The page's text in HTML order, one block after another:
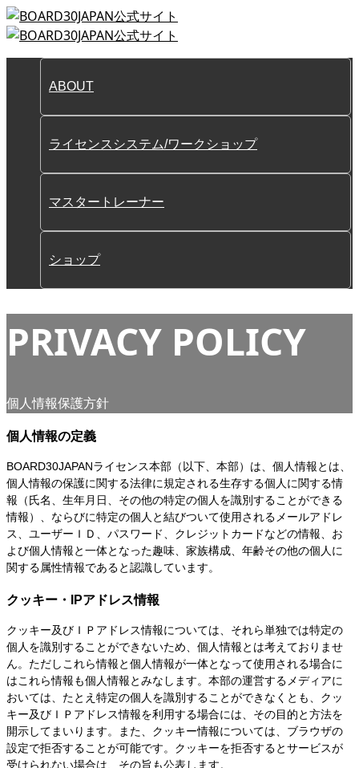
ABOUT
ライセンスシステム/ワークショップ
マスタートレーナー
ショップ
PRIVACY POLICY
個人情報保護方針
個人情報の定義
BOARD30JAPANライセンス本部（以下、本部）は、個人情報とは、
個人情報の保護に関する法律に規定される生存する個人に関する情
報（氏名、生年月日、その他の特定の個人を識別することができる
情報）、ならびに特定の個人と結びついて使用されるメールアドレ
ス、ユーザーＩＤ、パスワード、クレジットカードなどの情報、お
よび個人情報と一体となった趣味、家族構成、年齢その他の個人に
関する属性情報であると認識しています。
クッキー・IPアドレス情報
クッキー及びＩＰアドレス情報については、それら単独では特定の
個人を識別することができないため、個人情報とは考えておりませ
ん。ただしこれら情報と個人情報が一体となって使用される場合に
はこれら情報も個人情報とみなします。本部の運営するメディアに
おいては、たとえ特定の個人を識別することができなくとも、クッ
キー及びＩＰアドレス情報を利用する場合には、その目的と方法を
開示してまいります。また、クッキー情報については、ブラウザの
設定で拒否することが可能です。クッキーを拒否するとサービスが
受けられない場合は、その旨も公表します。